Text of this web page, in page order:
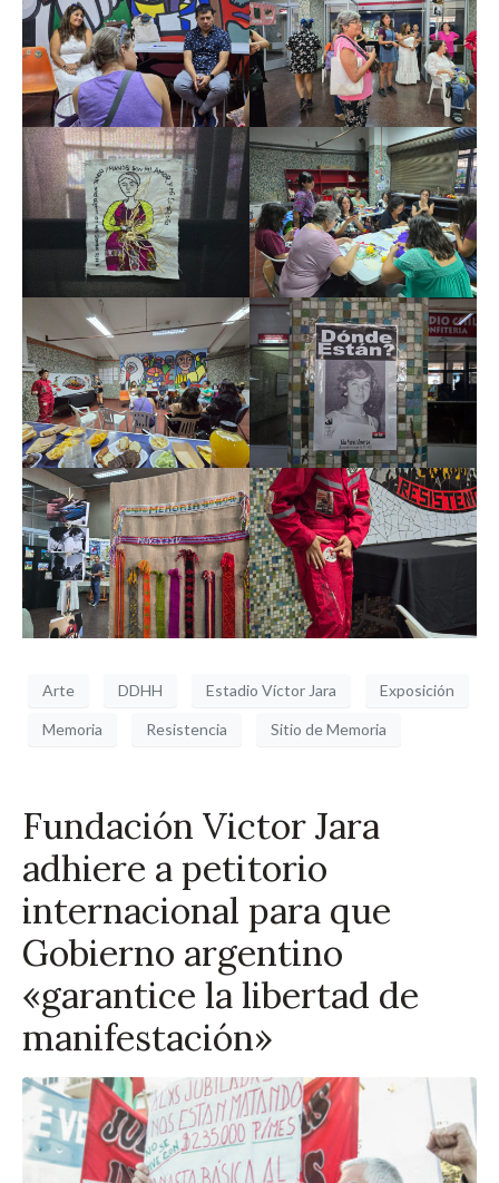
Arte DDHH Estadio Víctor Jara Exposición
Memoria Resistencia Sitio de Memoria
Fundación Victor Jara
adhiere a petitorio
internacional para que
Gobierno argentino
«garantice la libertad de
manifestación»